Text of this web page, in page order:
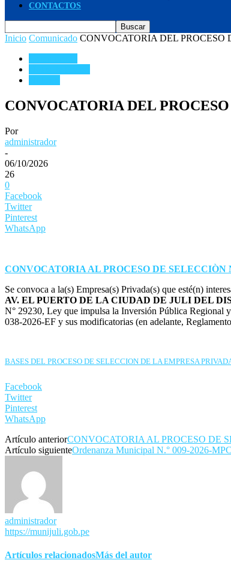
CONTACTOS
Inicio Comunicado CONVOCATORIA DEL PROCESO
CONVOCATORIA DEL
Por
administrador
-
06/10/2026
26
0
Facebook
Twitter
Pinterest
WhatsApp
CONVOCATORIA AL PROCESO DE SELECCIÒN
Se convoca a la(s) Empresa(s) Privada(s) que esté(n)
AV. EL PUERTO DE LA CIUDAD DE JULI DEL
N° 29230, Ley que impulsa la Inversión Pública Regional
038-2026-EF y sus modificatorias (en adelante,
BASES DEL PROCESO DE SELECCION DE LA EMPRESA
Facebook
Twitter
Pinterest
WhatsApp
Artículo anteriorCONVOCATORIA AL PROCESO DE
Artículo siguienteOrdenanza Municipal N.° 009-2026-
administrador
https://munijuli.gob.pe
Artículos relacionadosMás del autor